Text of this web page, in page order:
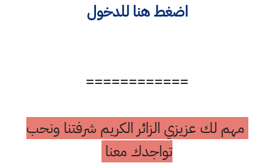
اضغط هنا للدخول
============
مهم لك عزيزي الزائر الكريم شرفتنا ونحب
تواجدك معنا